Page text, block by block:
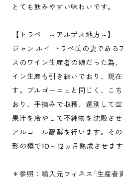
とても飲みやすい味わいです。
【トラペ ～アルザス地方～】
ジャン ルイ トラペ氏の妻である
スのワイン生産者の娘だった為
イン生産も引き継いでおり、現
す。ブルゴーニュと同じく、こ
おり、手摘みで収穫、選別して
果汁を冷やして不純物を沈殿さ
アルコール醗酵を行います。そ
形の樽で10～12ヵ月熟成させます
＊参照：輸入元フィネス｢生産者